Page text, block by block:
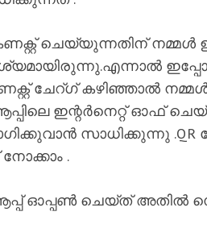
ചെയ്യുന്നതിന് നമ്മള്‍
ഇപ്പോള്‍
ചേറ്ഗ് കഴിഞ്ഞാല്‍
ഇന്റര്‍നെറ്റ് ഓഫ്
സാധിക്കുന്നു
.
ഓപ്പണ്‍ ചെയ്ത് അതില്‍